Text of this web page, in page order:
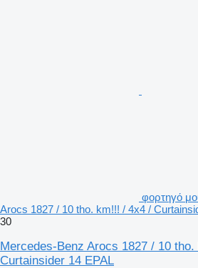
φορτηγό
Arocs 1827 / 10 tho. km!!! / 4x4 /
30
Mercedes-Benz Arocs 1827 / 10
Curtainsider 14 EPAL